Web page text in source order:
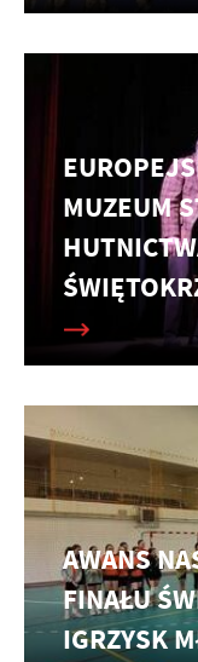
MUZEUM
AWANS
FINAŁU
IGRZYSK